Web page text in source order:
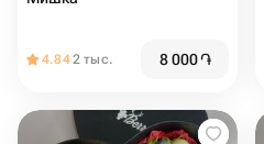
4.842 тыс. 8 000֏